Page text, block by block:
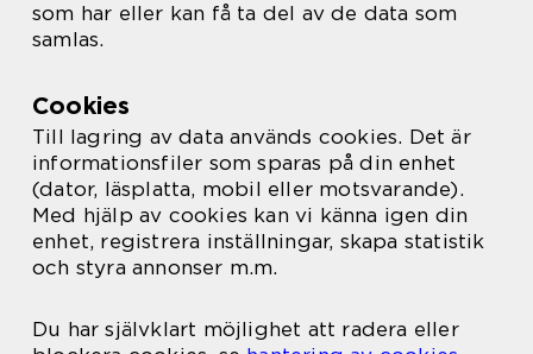
som har eller kan få ta del av de data som
samlas.
Cookies
Till lagring av data används cookies. Det är
informationsfiler som sparas på din enhet
(dator, läsplatta, mobil eller motsvarande).
Med hjälp av cookies kan vi känna igen din
enhet, registrera inställningar, skapa statistik
och styra annonser m.m.
Du har självklart möjlighet att radera eller